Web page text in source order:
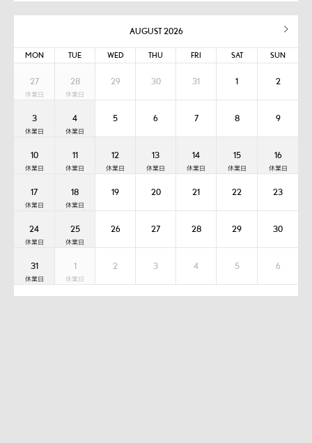
AUGUST 2026
MON TUE WED THU FRI SAT SUN
27 28 29 30 31 1 2
3 4 5 6 7 8 9
10 11 12 13 14 15 16
17 18 19 20 21 22 23
24 25 26 27 28 29 30
31 1 2 3 4 5 6